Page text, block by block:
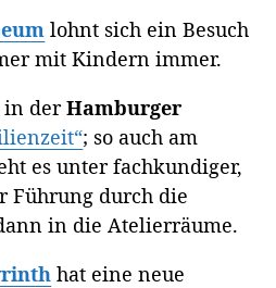
lohnt sich ein Besuch
mit Kindern immer.
in derHamburger
; so auch am
es unter fachkundiger,
durch die
in die Atelierräume.
hat eine neue